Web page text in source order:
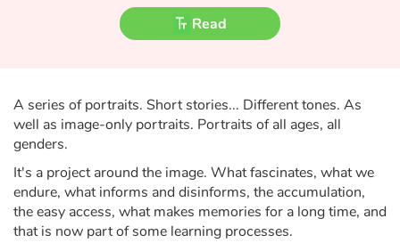
Heroines and Heroes
The animals
Travel, epic, investigation, adventure
Around the world
Read
A series of portraits. Short stories... Different tones. As
well as image-only portraits. Portraits of all ages, all
genders.
It's a project around the image. What fascinates, what we
endure, what informs and disinforms, the accumulation,
the easy access, what makes memories for a long time, and
that is now part of some learning processes.